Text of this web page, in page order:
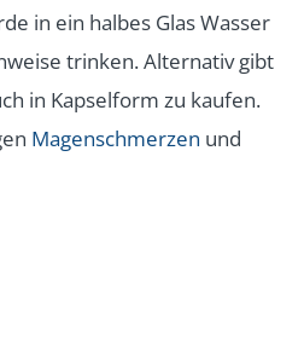
in ein halbes Glas Wasser
trinken. Alternativ gibt
in Kapselform zu kaufen.
Magenschmerzen und